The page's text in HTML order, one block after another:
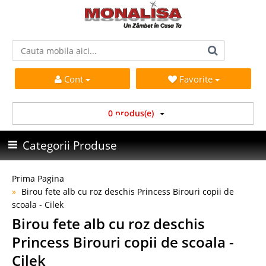
Cont Favorite
0 produs(e)
Categorii Produse
Prima Pagina
Birou fete alb cu roz deschis Princess Birouri copii de
scoala - Cilek
Birou fete alb cu roz deschis
Princess Birouri copii de scoala -
Cilek